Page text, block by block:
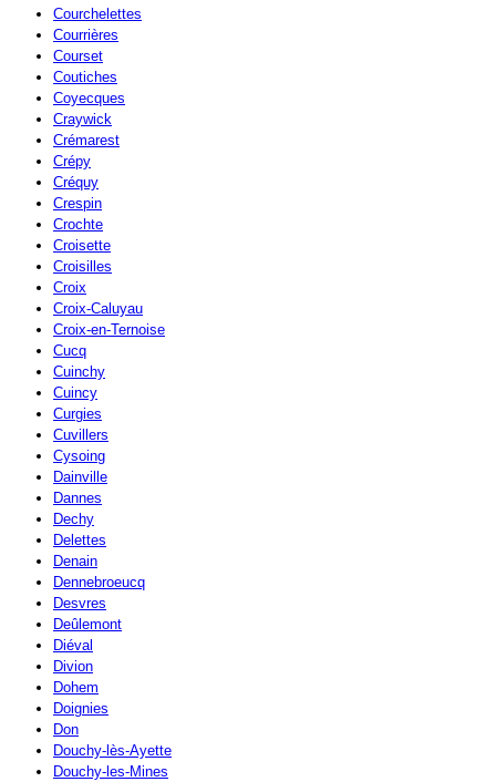
Courchelettes
Courrières
Courset
Coutiches
Coyecques
Craywick
Crémarest
Crépy
Créquy
Crespin
Crochte
Croisette
Croisilles
Croix
Croix-Caluyau
Croix-en-Ternoise
Cucq
Cuinchy
Cuincy
Curgies
Cuvillers
Cysoing
Dainville
Dannes
Dechy
Delettes
Denain
Dennebroeucq
Desvres
Deûlemont
Diéval
Divion
Dohem
Doignies
Don
Douchy-lès-Ayette
Douchy-les-Mines